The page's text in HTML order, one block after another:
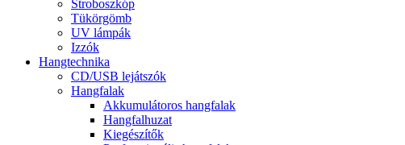
Stroboszkóp
Tükörgömb
UV lámpák
Izzók
Hangtechnika
CD/USB lejátszók
Hangfalak
Akkumulátoros hangfalak
Hangfalhuzat
Kiegészítők